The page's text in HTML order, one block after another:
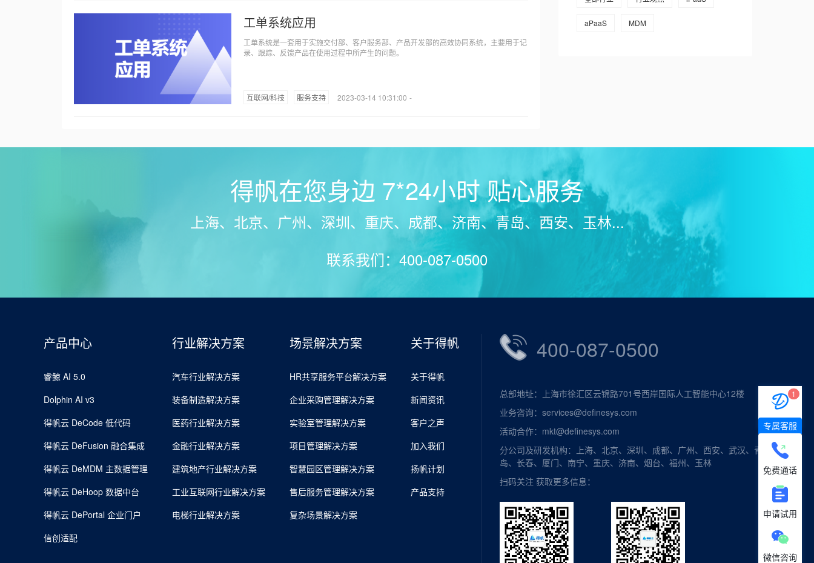
工单系统应用
工单系统是一套用于实施交付部、客户服务部、产品开发部的高效协同系统，主要用于记
录、跟踪、反馈产品在使用过程中所产生的问题。
互联网/科技 服务支持 2023-03-14 10:31:00 -
aPaaS MDM
得帆在您身边 7*24小时 贴心服务
上海、北京、广州、深圳、重庆、成都、济南、青岛、西安、玉林...
联系我们：400-087-0500
产品中心
睿鲸 AI 5.0
Dolphin AI v3
得帆云 DeCode 低代码
得帆云 DeFusion 融合集成
得帆云 DeMDM 主数据管理
得帆云 DeHoop 数据中台
得帆云 DePortal 企业门户
信创适配
行业解决方案
汽车行业解决方案
装备制造解决方案
医药行业解决方案
金融行业解决方案
建筑地产行业解决方案
工业互联网行业解决方案
电梯行业解决方案
场景解决方案
HR共享服务平台解决方案
企业采购管理解决方案
实验室管理解决方案
项目管理解决方案
智慧园区管理解决方案
售后服务管理解决方案
复杂场景解决方案
关于得帆
关于得帆
新闻资讯
客户之声
加入我们
扬帆计划
产品支持
400-087-0500
总部地址：上海市徐汇区云锦路701号西岸国际人工智能中心12楼
业务咨询：services@definesys.com
活动合作：mkt@definesys.com
分公司及研发机构：上海、北京、深圳、成都、广州、西安、武汉、青
岛、长春、厦门、南宁、重庆、济南、烟台、福州、玉林
扫码关注 获取更多信息：
1
专属客服
免费通话
申请试用
微信咨询